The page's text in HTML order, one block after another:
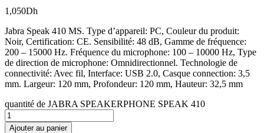
1,050Dh
Jabra Speak 410 MS. Type d’appareil: PC, Couleur du produit:
Noir, Certification: CE. Sensibilité: 48 dB, Gamme de fréquence:
200 – 15000 Hz. Fréquence du microphone: 100 – 10000 Hz, Type
de direction de microphone: Omnidirectionnel. Technologie de
connectivité: Avec fil, Interface: USB 2.0, Casque connection: 3,5
mm. Largeur: 120 mm, Profondeur: 120 mm, Hauteur: 32,5 mm
quantité de JABRA SPEAKERPHONE SPEAK 410
Ajouter au panier